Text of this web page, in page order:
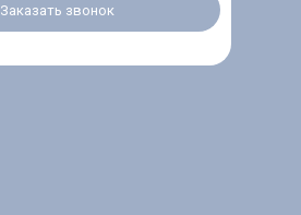
Заказать звонок